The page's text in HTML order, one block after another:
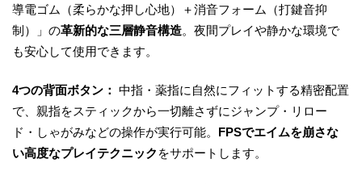
導電ゴム（柔らかな押し心地）＋消音フォーム（打鍵音抑
制）」の革新的な三層静音構造。夜間プレイや静かな環境で
も安心して使用できます。
4つの背面ボタン： 中指・薬指に自然にフィットする精密配置
で、親指をスティックから一切離さずにジャンプ・リロー
ド・しゃがみなどの操作が実行可能。 FPSでエイムを崩さな
い高度なプレイテクニック をサポートします。